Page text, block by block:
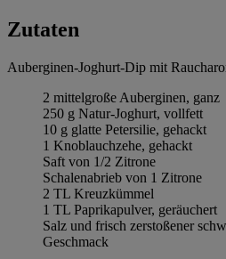
Zutaten
Auberginen-Joghurt-Dip mit
2 mittelgroße Auberginen, ganz
250 g Natur-Joghurt, vollfett
10 g glatte Petersilie, gehackt
1 Knoblauchzehe, gehackt
Saft von 1/2 Zitrone
Schalenabrieb von 1 Zitrone
2 TL Kreuzkümmel
1 TL Paprikapulver, geräuchert
Salz und frisch zerstoßener
Geschmack